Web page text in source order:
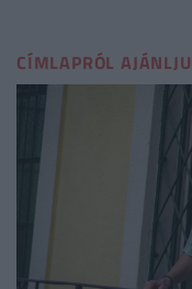
CÍMLAPRÓL